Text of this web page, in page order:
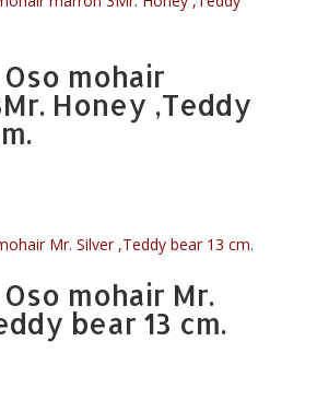
mohair
Honey ,Teddy
mohair Mr.
bear 13 cm.